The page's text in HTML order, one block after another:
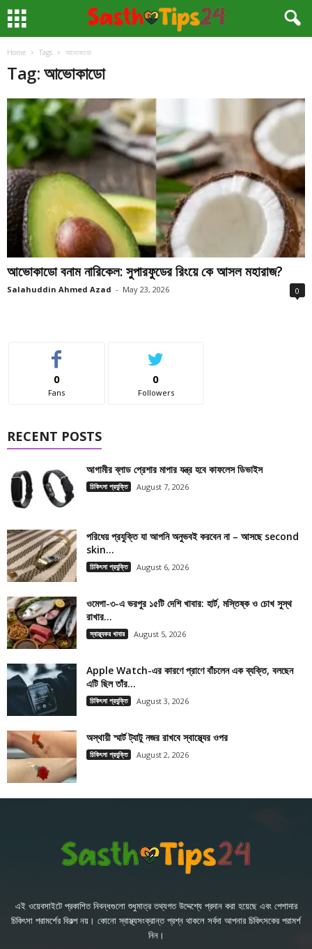
Home Tags আভোকাডো
Tag: আভোকাডো
আভোকাডো বনাম নারিকেল: সুপারফুডের রিংয়ে কে আসল মহারাজ?
Salahuddin Ahmed Azad - May 23, 2026 0
0
Fans
0
Followers
RECENT POSTS
আগামীর ব্লাড প্রেশার মাপার যন্ত্র হবে কাফলেস ডিভাইস
চিকিৎসা প্রযুক্তি August 7, 2026
পরিধেয় প্রযুক্তি যা আপনি অনুভবই করবেন না – আসছে second
skin...
চিকিৎসা প্রযুক্তি August 6, 2026
ওমেগা-৩-এ ভরপুর ১৫টি দেশি খাবার: হার্ট, মস্তিষ্ক ও চোখ সুস্থ
রাখার...
স্বাস্থ্যকর খাবার August 5, 2026
Apple Watch-এর কারণে প্রাণে বাঁচলেন এক ব্যক্তি, বলছেন
এটি ছিল তাঁর...
চিকিৎসা প্রযুক্তি August 3, 2026
অস্থায়ী স্মার্ট ট্যাটু নজর রাখবে স্বাস্থ্যের ওপর
চিকিৎসা প্রযুক্তি August 2, 2026
এই ওয়েবসাইটে প্রকাশিত নিবন্ধগুলো শুধুমাত্র তথ্যগত উদ্দেশ্যে প্রদান করা হয়েছে এবং পেশাদার
চিকিৎসা পরামর্শের বিকল্প নয়। কোনো স্বাস্থ্যসংক্রান্ত প্রশ্ন থাকলে সর্বদা আপনার চিকিৎসকের পরামর্শ
নিন।